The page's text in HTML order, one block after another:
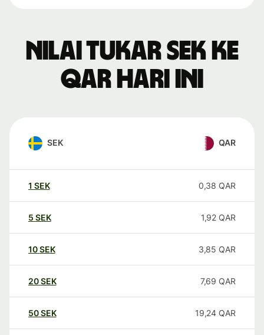
Nilai tukar SEK ke
QAR hari ini
SEK QAR
1 SEK 0,38 QAR
5 SEK 1,92 QAR
10SEK 3,85 QAR
20SEK 7,69 QAR
50SEK 19,24 QAR